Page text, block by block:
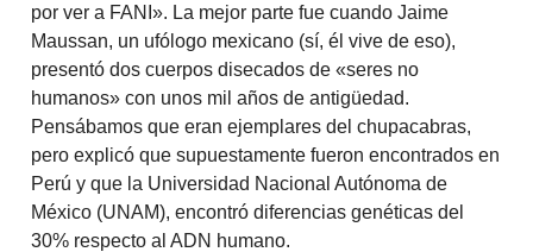
por ver a FANI». La mejor parte fue cuando Jaime
Maussan, un ufólogo mexicano (sí, él vive de eso),
presentó dos cuerpos disecados de «seres no
humanos» con unos mil años de antigüedad.
Pensábamos que eran ejemplares del chupacabras,
pero explicó que supuestamente fueron encontrados en
Perú y que la Universidad Nacional Autónoma de
México (UNAM), encontró diferencias genéticas del
30% respecto al ADN humano.